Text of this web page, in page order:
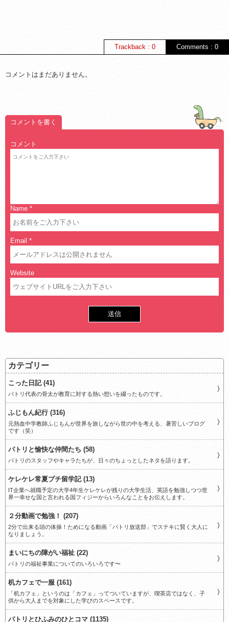
Comments : 0
Trackback : 0
コメントはまだありません。
コメントを書く
コメント
Name *
Email *
Website
カテゴリー
こった日記 (41)
パトリ代表の骨太が教育に対する熱い想いを綴ったものです。
ふじもん紀行 (316)
元熱血中学教師ふじもんが世界を旅しながら世の中を考える、暑苦しいブログ
です（笑）
パトリと愉快な仲間たち (58)
パトリのスタッフやキャラたちが、日々のちょっとしたネタを語ります。
ケレケレ常夏プチ留学記 (13)
IT企業へ就職予定の大学4年生ケレケレが残りの大学生活、英語を勉強しつつ世
界一幸せな国と言われる国フィジーからいろんなことをお伝えします。
２分動画で勉強！ (207)
2分で出来る頭の体操！ためになる動画「パトリ放送部」でステキに賢く大人に
なりましょう。
まいにちの障がい福祉 (22)
パトリの福祉事業についてのいろいろです〜
机カフェで一服 (161)
「机カフェ」というのは「カフェ」ってついていますが、喫茶店ではなく、子
供から大人までを対象にした学びのスペースです。
パトリとひふみのひとコマ (1135)